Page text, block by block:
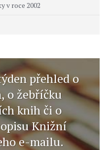
v roce 2002
přehled o
o žebříčku
knih či o
Knižní
e-mailu.